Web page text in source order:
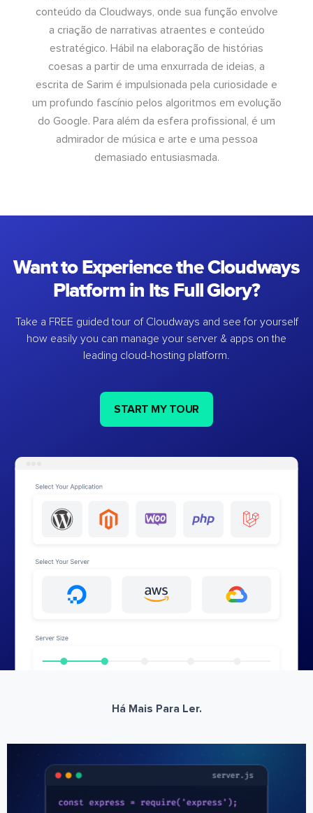
conteúdo da Cloudways, onde sua função envolve
a criação de narrativas atraentes e conteúdo
estratégico. Hábil na elaboração de histórias
coesas a partir de uma enxurrada de ideias, a
escrita de Sarim é impulsionada pela curiosidade e
um profundo fascínio pelos algoritmos em evolução
do Google. Para além da esfera profissional, é um
admirador de música e arte e uma pessoa
demasiado entusiasmada.
Want to Experience the Cloudways
Platform in Its Full Glory?
Take a FREE guided tour of Cloudways and see for yourself
how easily you can manage your server & apps on the
leading cloud-hosting platform.
START MY TOUR
Há Mais Para Ler.